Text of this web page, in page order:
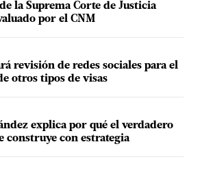
la Suprema Corte de Justicia
por el CNM
revisión de redes sociales para el
otros tipos de visas
explica por qué el verdadero
construye con estrategia